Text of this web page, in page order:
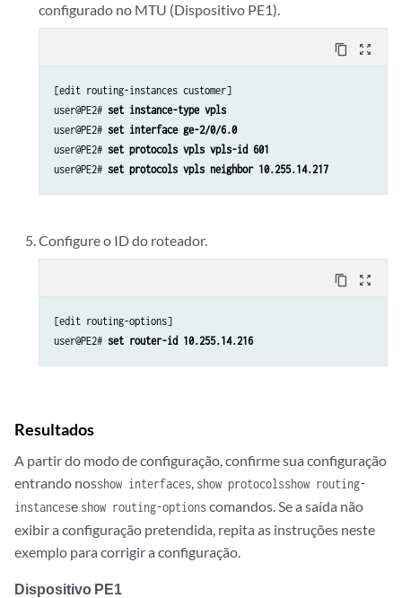
configurado no MTU (Dispositivo PE1).
content_copy zoom_out_map
[edit routing-instances customer]
user@PE2# set instance-type vpls
user@PE2# set interface ge-2/0/6.0
user@PE2# set protocols vpls vpls-id 601
user@PE2# set protocols vpls neighbor 10.255.14.217
Configure o ID do roteador.
content_copy zoom_out_map
[edit routing-options]
user@PE2# set router-id 10.255.14.216
Resultados
A partir do modo de configuração, confirme sua configuração
entrando nosshow interfaces, show protocolsshow routing-
instancese show routing-optionscomandos. Se a saída não
exibir a configuração pretendida, repita as instruções neste
exemplo para corrigir a configuração.
Dispositivo PE1